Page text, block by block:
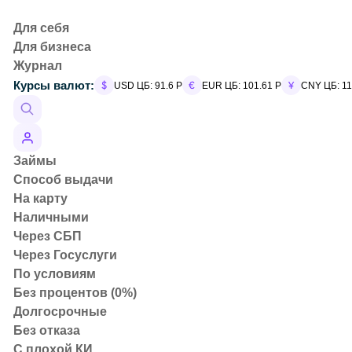
Для себя
Для бизнеса
Журнал
Курсы валют:
USD ЦБ: 91.6 Р EUR ЦБ: 101.61 Р CNY ЦБ:
Займы
Способ выдачи
На карту
Наличными
Через СБП
Через Госуслуги
По условиям
Без процентов (0%)
Долгосрочные
Без отказа
С плохой КИ
Главная
Статьи